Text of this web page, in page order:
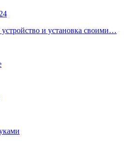
и установка своими…